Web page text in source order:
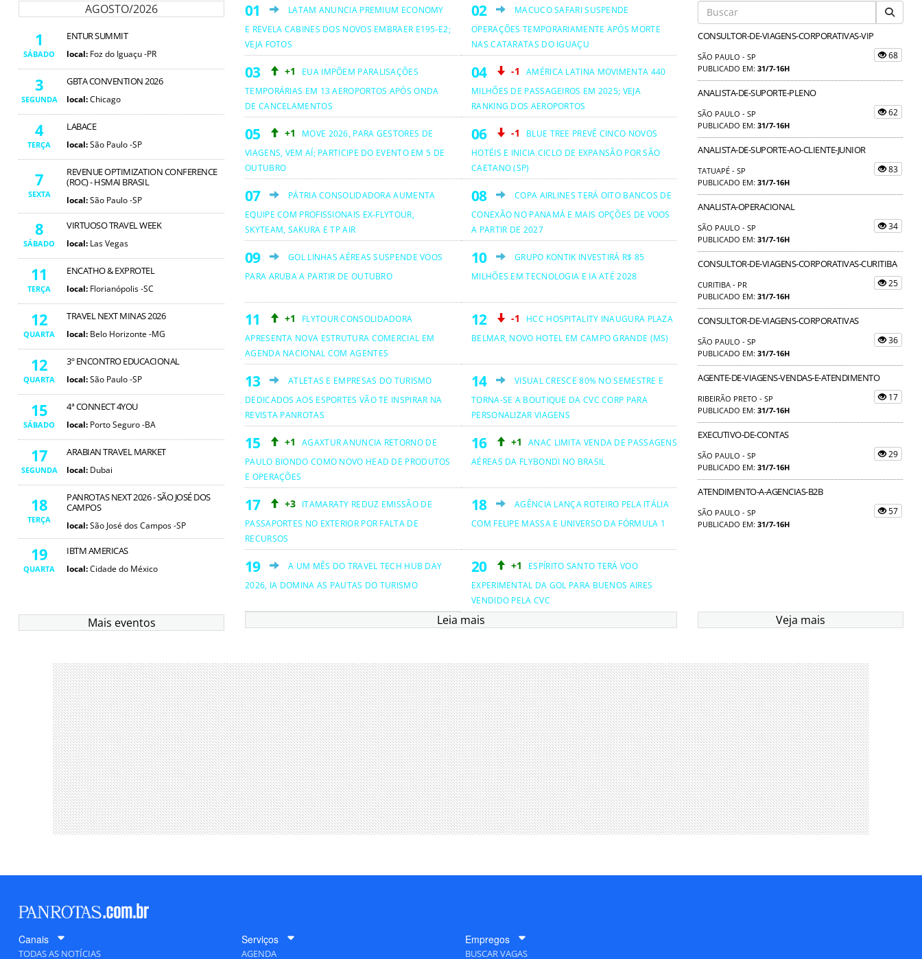
AGOSTO/2026
1
SÁBADO
ENTUR SUMMIT
local: Foz do Iguaçu -PR
3
SEGUNDA
GBTA CONVENTION 2026
local:Chicago
4
TERÇA
LABACE
local:São Paulo -SP
7
SEXTA
REVENUE OPTIMIZATION CONFERENCE
(ROC) - HSMAI BRASIL
local:São Paulo -SP
8
SÁBADO
VIRTUOSO TRAVEL WEEK
local: Las Vegas
11
TERÇA
ENCATHO & EXPROTEL
local: Florianópolis -SC
12
QUARTA
TRAVEL NEXT MINAS 2026
local: Belo Horizonte -MG
12
QUARTA
3º ENCONTRO EDUCACIONAL
local:São Paulo -SP
15
SÁBADO
4ª CONNECT 4YOU
local: Porto Seguro -BA
17
SEGUNDA
ARABIAN TRAVEL MARKET
local: Dubai
18
TERÇA
PANROTAS NEXT 2026 - SÃO JOSÉ DOS
CAMPOS
local:São José dos Campos -SP
19
QUARTA
IBTM AMERICAS
local:Cidade do México
Mais eventos
LATAM ANUNCIA PREMIUM ECONOMY
E REVELA CABINES DOS NOVOS EMBRAER E195-E2;
VEJA FOTOS
MACUCO SAFARI SUSPENDE
OPERAÇÕES TEMPORARIAMENTE APÓS MORTE
NAS CATARATAS DO IGUAÇU
+1
EUA IMPÕEM PARALISAÇÕES
TEMPORÁRIAS EM 13 AEROPORTOS APÓS ONDA
DE CANCELAMENTOS
-1
AMÉRICA LATINA MOVIMENTA 440
MILHÕES DE PASSAGEIROS EM 2025; VEJA
RANKING DOS AEROPORTOS
+1
MOVE 2026, PARA GESTORES DE
VIAGENS, VEM AÍ; PARTICIPE DO EVENTO EM 5 DE
OUTUBRO
-1
BLUE TREE PREVÊ CINCO NOVOS
HOTÉIS E INICIA CICLO DE EXPANSÃO POR SÃO
CAETANO (SP)
PÁTRIA CONSOLIDADORA AUMENTA
EQUIPE COM PROFISSIONAIS EX-FLYTOUR,
SKYTEAM, SAKURA E TP AIR
COPA AIRLINES TERÁ OITO BANCOS DE
CONEXÃO NO PANAMÁ E MAIS OPÇÕES DE VOOS
A PARTIR DE 2027
GOL LINHAS AÉREAS SUSPENDE VOOS
PARA ARUBA A PARTIR DE OUTUBRO
GRUPO KONTIK INVESTIRÁ R$ 85
MILHÕES EM TECNOLOGIA E IA ATÉ 2028
+1
FLYTOUR CONSOLIDADORA
APRESENTA NOVA ESTRUTURA COMERCIAL EM
AGENDA NACIONAL COM AGENTES
-1
HCC HOSPITALITY INAUGURA PLAZA
BELMAR, NOVO HOTEL EM CAMPO GRANDE (MS)
ATLETAS E EMPRESAS DO TURISMO
DEDICADOS AOS ESPORTES VÃO TE INSPIRAR NA
REVISTA PANROTAS
VISUAL CRESCE 80% NO SEMESTRE E
TORNA-SE A BOUTIQUE DA CVC CORP PARA
PERSONALIZAR VIAGENS
+1
AGAXTUR ANUNCIA RETORNO DE
PAULO BIONDO COMO NOVO HEAD DE PRODUTOS
E OPERAÇÕES
+1
ANAC LIMITA VENDA DE PASSAGENS
AÉREAS DA FLYBONDI NO BRASIL
+3 ITAMARATY REDUZ EMISSÃO DE
PASSAPORTES NO EXTERIOR POR FALTA DE
RECURSOS
AGÊNCIA LANÇA ROTEIRO PELA ITÁLIA
COM FELIPE MASSA E UNIVERSO DA FÓRMULA 1
A UM MÊS DO TRAVEL TECH HUB DAY
2026, IA DOMINA AS PAUTAS DO TURISMO
+1
ESPÍRITO SANTO TERÁ VOO
EXPERIMENTAL DA GOL PARA BUENOS AIRES
VENDIDO PELA CVC
Leia mais
CONSULTOR-DE-VIAGENS-CORPORATIVAS-VIP
SÃO PAULO - SP
PUBLICADO EM: 31/7-16H
68
ANALISTA-DE-SUPORTE-PLENO
SÃO PAULO - SP
PUBLICADO EM: 31/7-16H
62
ANALISTA-DE-SUPORTE-AO-CLIENTE-JUNIOR
TATUAPÉ - SP
PUBLICADO EM: 31/7-16H
83
ANALISTA-OPERACIONAL
SÃO PAULO - SP
PUBLICADO EM: 31/7-16H
34
CONSULTOR-DE-VIAGENS-CORPORATIVAS-CURITIBA
CURITIBA - PR
PUBLICADO EM: 31/7-16H
25
CONSULTOR-DE-VIAGENS-CORPORATIVAS
SÃO PAULO - SP
PUBLICADO EM: 31/7-16H
36
AGENTE-DE-VIAGENS-VENDAS-E-ATENDIMENTO
RIBEIRÃO PRETO - SP
PUBLICADO EM: 31/7-16H
17
EXECUTIVO-DE-CONTAS
SÃO PAULO - SP
PUBLICADO EM: 31/7-16H
29
ATENDIMENTO-A-AGENCIAS-B2B
SÃO PAULO - SP
PUBLICADO EM: 31/7-16H
57
Veja mais
Canais
TODAS AS NOTÍCIAS
Serviços
AGENDA
Empregos
BUSCAR VAGAS